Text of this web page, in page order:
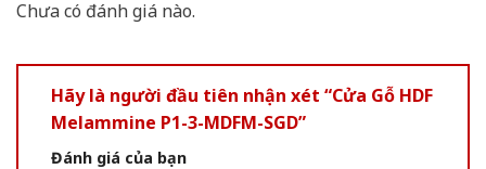
Chưa có đánh giá nào.
Hãy là người đầu tiên nhận xét “Cửa Gỗ HDF
Melammine P1-3-MDFM-SGD”
Đánh giá của bạn